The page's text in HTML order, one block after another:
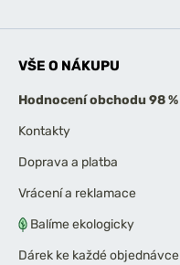
VŠE O NÁKUPU
Hodnocení obchodu 98 %
Kontakty
Doprava a platba
Vrácení a reklamace
Balíme ekologicky
Dárek ke každé objednávce